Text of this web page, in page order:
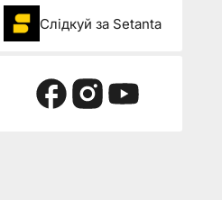
Слідкуй за Setanta